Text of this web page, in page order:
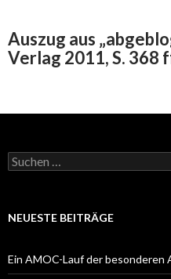
Auszug aus
Verlag 2011, S. 368
Suchen
nach:
NEUESTE BEITRÄGE
Ein AMOC-Lauf der besonderen